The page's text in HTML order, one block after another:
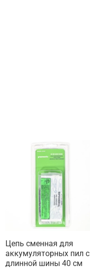
Цепь сменная для
аккумуляторных пил с
длинной шины 40 см